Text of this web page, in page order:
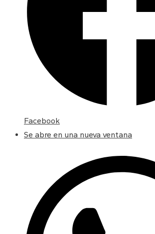
Facebook
Se abre en una nueva ventana